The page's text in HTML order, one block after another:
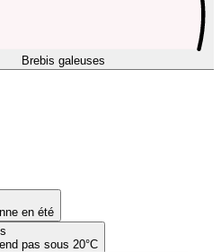
Brebis galeuses
en été
pas sous 20°C